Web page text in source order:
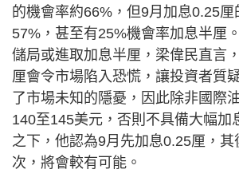
的機會率約66%，但9月加息0.25厘
57%，甚至有25%機會率加息半厘
儲局或進取加息半厘，梁偉民直言
厘會令市場陷入恐慌，讓投資者質
了市場未知的隱憂，因此除非國際
140至145美元，否則不具備大幅加
之下，他認為9月先加息0.25厘，
次，將會較有可能。